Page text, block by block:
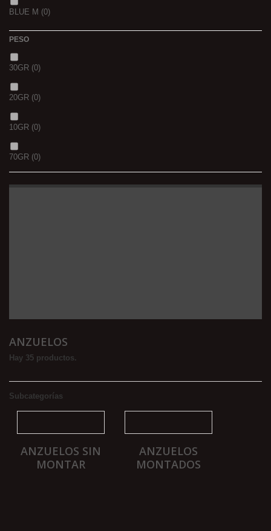
BLUE M (0)
PESO
30GR (0)
20GR (0)
10GR (0)
70GR (0)
ANZUELOS
Hay 35 productos.
Subcategorías
ANZUELOS SIN
MONTAR
ANZUELOS
MONTADOS